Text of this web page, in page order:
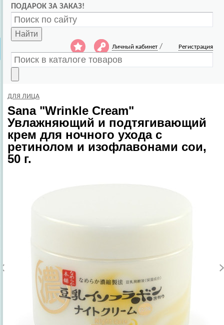
ПОДАРОК ЗА ЗАКАЗ!
Найти
Личный кабинет / Регистрация
ДЛЯ ЛИЦА
Sana"Wrinkle Cream"
Увлажняющий и подтягивающий
крем для ночного ухода с
ретинолом и изофлавонами сои,
50 г.